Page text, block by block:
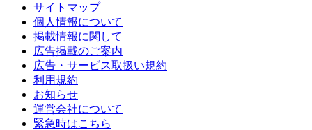
サイトマップ
個人情報について
掲載情報に関して
広告掲載のご案内
広告・サービス取扱い規約
利用規約
お知らせ
運営会社について
緊急時はこちら